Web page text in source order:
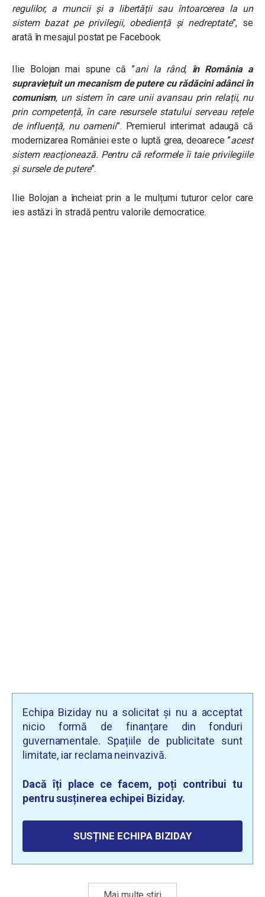
regulilor, a muncii și a libertății sau întoarcerea la un
sistem bazat pe privilegii, obediență și nedreptate”, se
arată în mesajul postat pe Facebook.
Ilie Bolojan mai spune că ”ani la rând, în România a
supraviețuit un mecanism de putere cu rădăcini adânci în
comunism, un sistem în care unii avansau prin relații, nu
prin competență, în care resursele statului serveau rețele
de influență, nu oamenii”. Premierul interimat adaugă că
modernizarea României este o luptă grea, deoarece ”acest
sistem reacționează. Pentru că reformele îi taie privilegiile
și sursele de putere”.
Ilie Bolojan a încheiat prin a le mulțumi tuturor celor care
ies astăzi în stradă pentru valorile democratice.
Echipa Biziday nu a solicitat și nu a acceptat
nicio formă de finanțare din fonduri
guvernamentale. Spațiile de publicitate sunt
limitate, iar reclama neinvazivă.
Dacă îți place ce facem, poți contribui tu
pentru susținerea echipei Biziday.
SUSȚINE ECHIPA BIZIDAY